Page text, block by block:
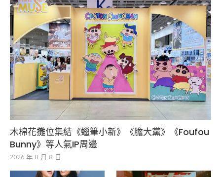
木棉花攤位集結《蠟筆小新》《膽大黨》《Foufou
Bunny》等人氣IP周邊
2026 年 8 月 8 日